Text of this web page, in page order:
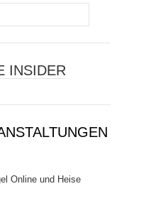
INSIDER
Online und Heise